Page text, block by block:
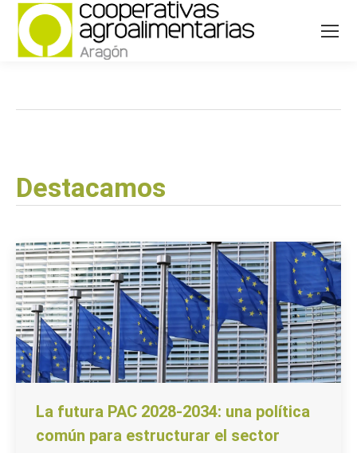
Destacamos
La futura PAC 2028-2034: una política
común para estructurar el sector